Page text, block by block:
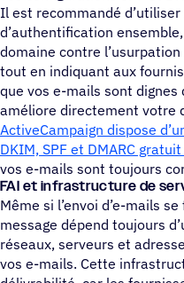
Il est recommandé
d’authentification
domaine contre
tout en indiquant aux
que vos e-mails sont
améliore directement votre
ActiveCampaign dispose
DKIM, SPF et DMARC
vos e-mails sont toujours
FAI et infrastructure de
Même si l’envoi d’e-mails
message dépend toujours
réseaux, serveurs et
vos e-mails. Cette